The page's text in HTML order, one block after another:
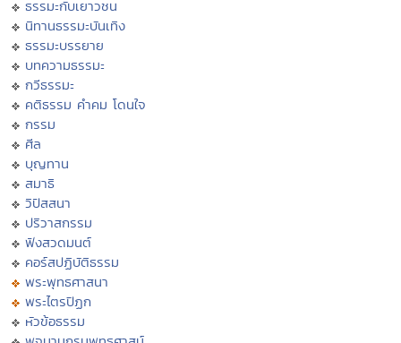
ธรรมะกับเยาวชน
นิทานธรรมะบันเทิง
ธรรมะบรรยาย
บทความธรรมะ
กวีธรรมะ
คติธรรม คำคม โดนใจ
กรรม
ศีล
บุญทาน
สมาธิ
วิปัสสนา
ปริวาสกรรม
ฟังสวดมนต์
คอร์สปฏิบัติธรรม
พระพุทธศาสนา
พระไตรปิฏก
หัวข้อธรรม